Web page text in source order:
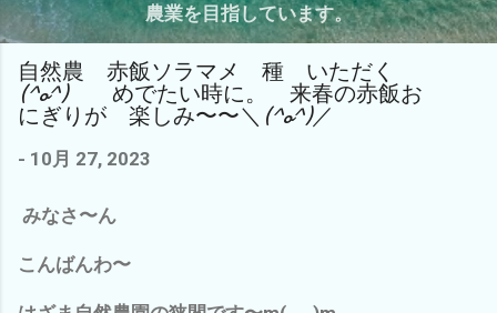
農業を目指しています。
自然農 赤飯ソラマメ 種 いただく
(^o^) めでたい時に。 来春の赤飯お
にぎりが 楽しみ〜〜＼(^o^)／
- 10月 27, 2023
みなさ〜ん
こんばんわ〜